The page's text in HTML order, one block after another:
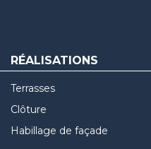
RÉALISATIONS
Terrasses
Clôture
Habillage de façade